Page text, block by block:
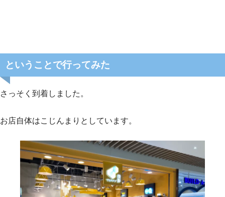
ということで行ってみた
さっそく到着しました。
お店自体はこじんまりとしています。